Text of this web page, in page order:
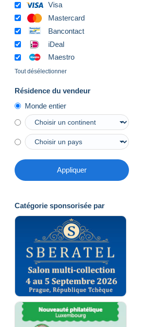
Visa
Mastercard
Bancontact
iDeal
Maestro
Tout désélectionner
Résidence du vendeur
Monde entier
Appliquer
Catégorie sponsorisée par